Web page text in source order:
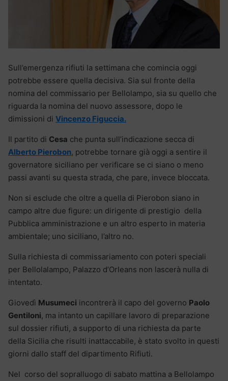
Sull’emergenza rifiuti la settimana che comincia oggi
potrebbe essere quella decisiva. Sia sul fronte della
nomina del commissario per Bellolampo, sia su quello che
riguarda la nomina del nuovo assessore, dopo le
dimissioni di Vincenzo Figuccia.
Il partito di Cesa che punta sull’indicazione secca di
Alberto Pierobon, potrebbe tornare già oggi a sentire il
governatore siciliano per verificare se ci siano o meno
passi avanti su questa strada, che pare, invece bloccata.
Non si esclude che oltre a quella di Pierobon siano in
campo altre due figure: un dirigente di prestigio della
Pubblica amministrazione e un altro esperto in materia
ambientale; uno siciliano, l’altro no.
Sulla richiesta di commissariamento con poteri speciali
per Bellolalampo, Palazzo d’Orleans non lascerà nulla di
intentato.
Giovedì Musumeci incontrerà il capo del governo Paolo
Gentiloni, ma intanto un capillare lavoro di preparazione
sul dossier rifiuti, a supporto di una richiesta da parte
della Sicilia che risulti inattaccabile, è stato svolto in questi
giorni dallo staff del dipartimento Rifiuti.
Nel corso del sopralluogo di sabato mattina a Bellolampo